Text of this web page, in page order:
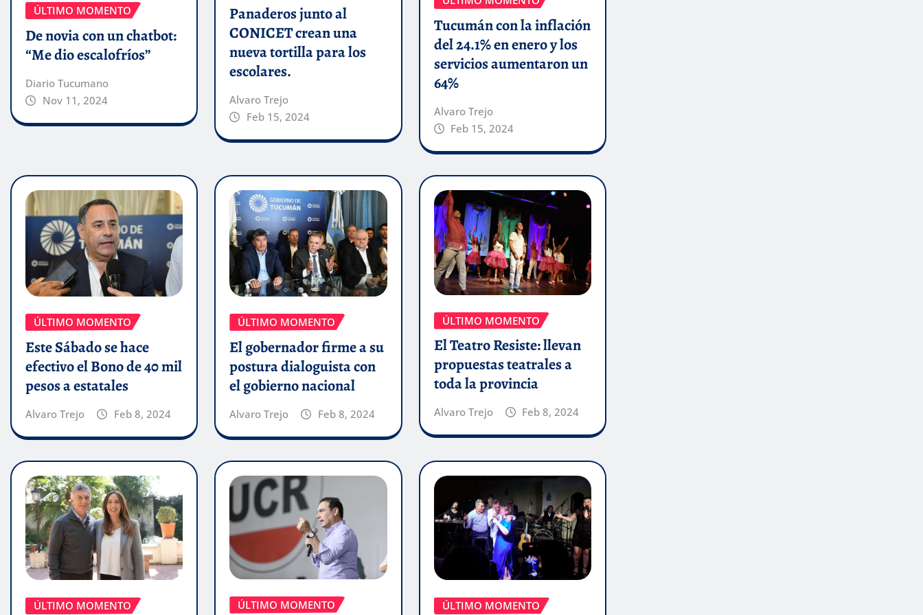
ÚLTIMO MOMENTO
De novia con un chatbot:
“Me dio escalofríos”
Diario Tucumano
Nov 11, 2024
Panaderos junto al
CONICET crean una
nueva tortilla para los
escolares.
Alvaro Trejo
Feb 15, 2024
Tucumán con la inflación
del 24.1% en enero y los
servicios aumentaron un
64%
Alvaro Trejo
Feb 15, 2024
ÚLTIMO MOMENTO
Este Sábado se hace
efectivo el Bono de 40 mil
pesos a estatales
Alvaro Trejo Feb 8, 2024
ÚLTIMO MOMENTO
El gobernador firme a su
postura dialoguista con
el gobierno nacional
Alvaro Trejo Feb 8, 2024
ÚLTIMO MOMENTO
El Teatro Resiste: llevan
propuestas teatrales a
toda la provincia
Alvaro Trejo Feb 8, 2024
ÚLTIMO MOMENTO ÚLTIMO MOMENTO ÚLTIMO MOMENTO